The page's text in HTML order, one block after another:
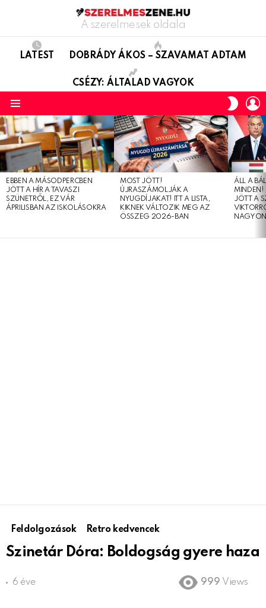
A szerelmesek oldala
LATEST DOBRÁDY ÁKOS – SZAVAMAT ADTAM
CSÉZY: ÁLTALAD VAGYOK
SKIN
LATEST
STORIES
EBBEN A MÁSODPERCBEN
JÖTT A HÍR A TAVASZI
SZÜNETRŐL, EZ VÁR
ÁPRILISBAN AZ ISKOLÁSOKRA
MOST JÖTT!
ÚJRASZÁMOLJÁK A
NYUGDÍJAKAT! ITT A LISTA,
KIKNEK VÁLTOZIK MEG AZ
ÖSSZEG 2026-BAN
ÁLL A
MINDEN!
JÖTT A
Feldolgozások Retro kedvencek
Szinetár Dóra: Boldogság gyere haza
6 éve 999 Views